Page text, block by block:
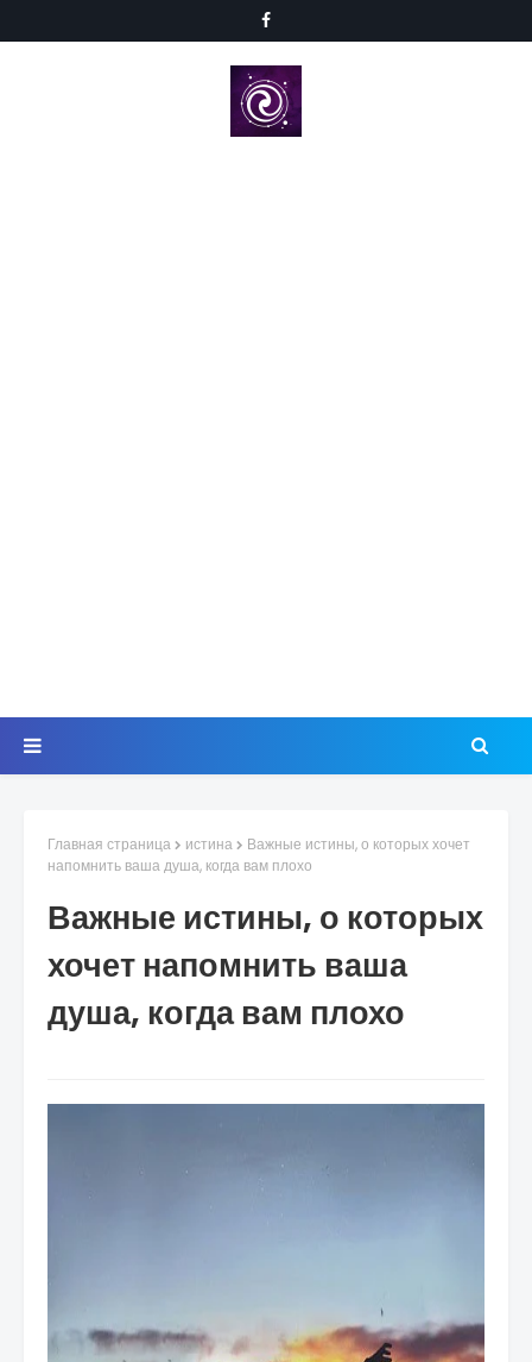
Главная страница истина
Важные истины, о которых хочет
напомнить ваша душа, когда вам плохо
Важные истины, о которых
хочет напомнить ваша
душа, когда вам плохо